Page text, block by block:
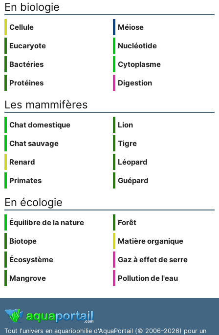
En biologie
Cellule
Eucaryote
Bactéries
Protéines
Méiose
Nucléotide
Cytoplasme
Digestion
Les mammifères
Chat domestique
Chat sauvage
Renard
Primates
Lion
Tigre
Léopard
Guépard
En écologie
Équilibre de la nature
Biotope
Écosystème
Mangrove
Forêt
Matière organique
Gaz à effet de serre
Pollution de l'eau
Tout l'univers en aquariophilie d'AquaPortail (© 2006–2026) pour un